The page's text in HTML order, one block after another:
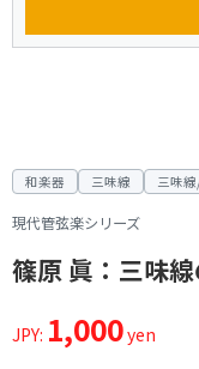
和楽器 三味線 三味
現代管弦楽シリーズ
篠原 眞：三味線
JPY: 1,000yen